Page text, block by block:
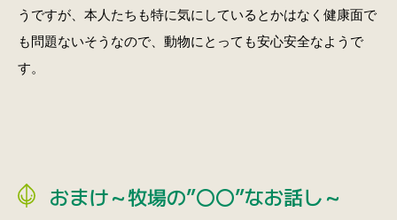
うですが、本人たちも特に気にしているとかはなく健康面で
も問題ないそうなので、動物にとっても安心安全なようで
す。
おまけ～牧場の”〇〇”なお話し～